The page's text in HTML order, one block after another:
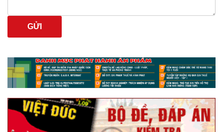
GỬI